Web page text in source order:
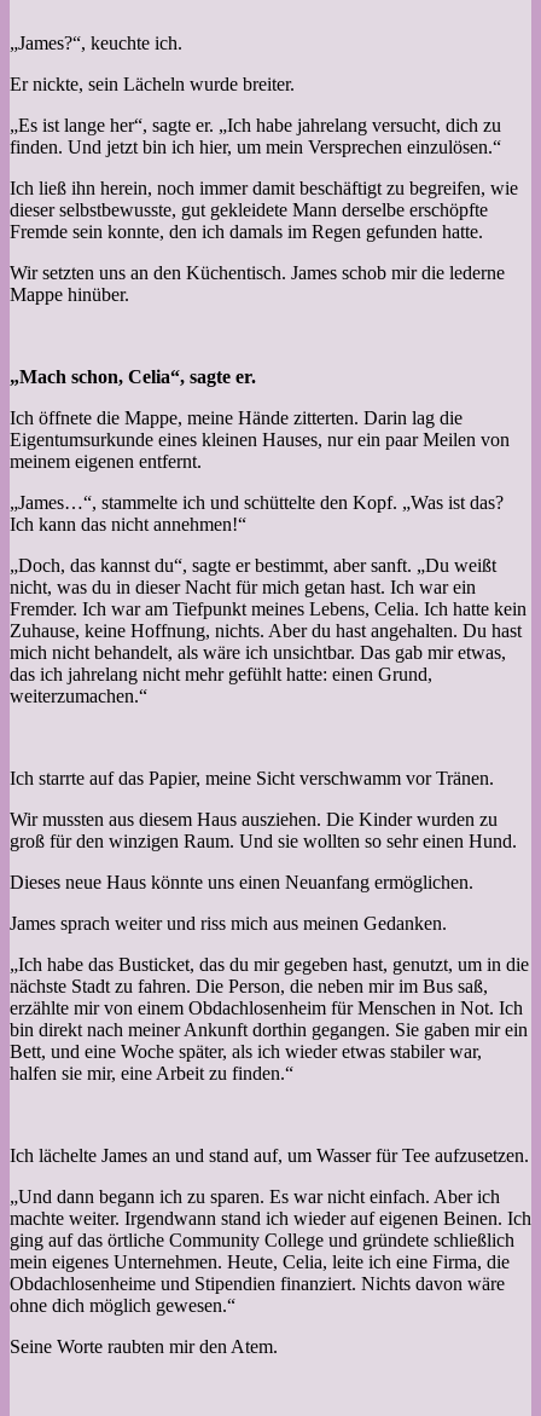
„James?“, keuchte ich.
Er nickte, sein Lächeln wurde breiter.
„Es ist lange her“, sagte er. „Ich habe jahrelang versucht, dich zu
finden. Und jetzt bin ich hier, um mein Versprechen einzulösen.“
Ich ließ ihn herein, noch immer damit beschäftigt zu begreifen, wie
dieser selbstbewusste, gut gekleidete Mann derselbe erschöpfte
Fremde sein konnte, den ich damals im Regen gefunden hatte.
Wir setzten uns an den Küchentisch. James schob mir die lederne
Mappe hinüber.
„Mach schon, Celia“, sagte er.
Ich öffnete die Mappe, meine Hände zitterten. Darin lag die
Eigentumsurkunde eines kleinen Hauses, nur ein paar Meilen von
meinem eigenen entfernt.
„James…“, stammelte ich und schüttelte den Kopf. „Was ist das?
Ich kann das nicht annehmen!“
„Doch, das kannst du“, sagte er bestimmt, aber sanft. „Du weißt
nicht, was du in dieser Nacht für mich getan hast. Ich war ein
Fremder. Ich war am Tiefpunkt meines Lebens, Celia. Ich hatte kein
Zuhause, keine Hoffnung, nichts. Aber du hast angehalten. Du hast
mich nicht behandelt, als wäre ich unsichtbar. Das gab mir etwas,
das ich jahrelang nicht mehr gefühlt hatte: einen Grund,
weiterzumachen.“
Ich starrte auf das Papier, meine Sicht verschwamm vor Tränen.
Wir mussten aus diesem Haus ausziehen. Die Kinder wurden zu
groß für den winzigen Raum. Und sie wollten so sehr einen Hund.
Dieses neue Haus könnte uns einen Neuanfang ermöglichen.
James sprach weiter und riss mich aus meinen Gedanken.
„Ich habe das Busticket, das du mir gegeben hast, genutzt, um in die
nächste Stadt zu fahren. Die Person, die neben mir im Bus saß,
erzählte mir von einem Obdachlosenheim für Menschen in Not. Ich
bin direkt nach meiner Ankunft dorthin gegangen. Sie gaben mir ein
Bett, und eine Woche später, als ich wieder etwas stabiler war,
halfen sie mir, eine Arbeit zu finden.“
Ich lächelte James an und stand auf, um Wasser für Tee aufzusetzen.
„Und dann begann ich zu sparen. Es war nicht einfach. Aber ich
machte weiter. Irgendwann stand ich wieder auf eigenen Beinen. Ich
ging auf das örtliche Community College und gründete schließlich
mein eigenes Unternehmen. Heute, Celia, leite ich eine Firma, die
Obdachlosenheime und Stipendien finanziert. Nichts davon wäre
ohne dich möglich gewesen.“
Seine Worte raubten mir den Atem.